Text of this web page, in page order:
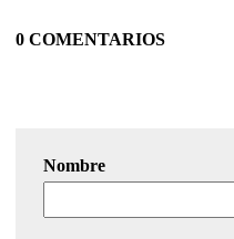
0 COMENTARIOS
Nombre